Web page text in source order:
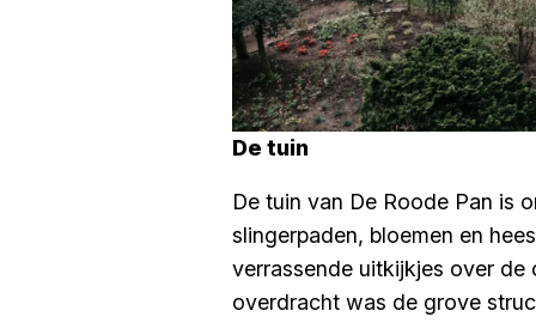
De tuin
De tuin van De Roode Pan is
slingerpaden, bloemen en
verrassende uitkijkjes over
overdracht was de grove